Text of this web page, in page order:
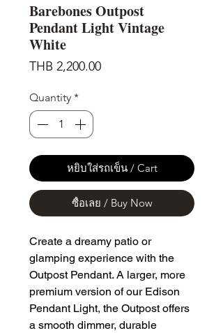
Barebones Outpost
Pendant Light Vintage
White
THB 2,200.00Price
Quantity *
หยิบใส่รถเข็น / Cart
ซื้อเลย / Buy Now
Create a dreamy patio or
glamping experience with the
Outpost Pendant. A larger, more
premium version of our Edison
Pendant Light, the Outpost offers
a smooth dimmer, durable